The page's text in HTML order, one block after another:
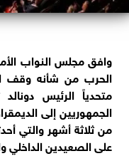
وافق مجلس النواب
الحرب من شأنه وقف
متحدياً الرئيس
الجمهوريين إلى
من ثلاثة أشهر والتي
على الصعيدين الداخلي